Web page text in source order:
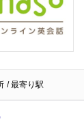
/ 最寄り駅